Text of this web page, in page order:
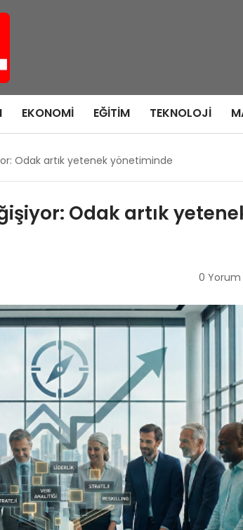
EKONOMI EĞITIM TEKNOLOJI
Odak artık yetenek yönetiminde
Odak artık
0 Yorum